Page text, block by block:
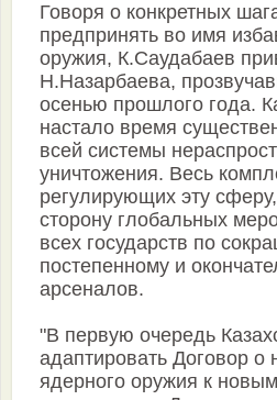
Говоря о конкретных
предпринять во имя
оружия, К.Саудабаев
Н.Назарбаева,
осенью прошлого года.
настало время
всей системы
уничтожения. Весь
регулирующих эту
сторону глобальных
всех государств по
постепенному и
арсеналов.
"В первую очередь
адаптировать Договор о
ядерного оружия к